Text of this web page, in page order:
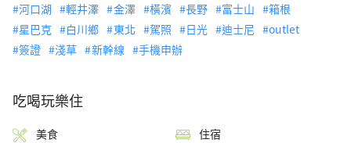
河口湖
輕井澤 金澤 橫濱 長野 富士山
箱根
星巴克
白川鄉 東北 駕照 日光 迪士尼
outlet
簽證
淺草 新幹線 手機申辦
吃喝玩樂住
美食 住宿